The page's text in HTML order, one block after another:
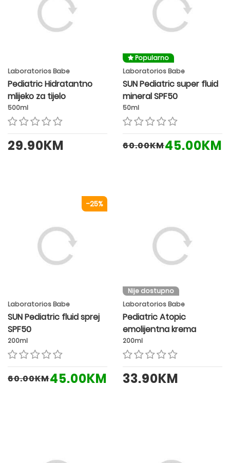
Laboratorios Babe
Pediatric Hidratantno
mlijeko za tijelo
500ml
29.90KM
Popularno
Laboratorios Babe
SUN Pediatric super fluid
mineral SPF50
50ml
60.00KM45.00KM
-25%
Laboratorios Babe
SUN Pediatric fluid sprej
SPF50
200ml
60.00KM45.00KM
Nije dostupno
Laboratorios Babe
Pediatric Atopic
emolijentna krema
200ml
33.90KM